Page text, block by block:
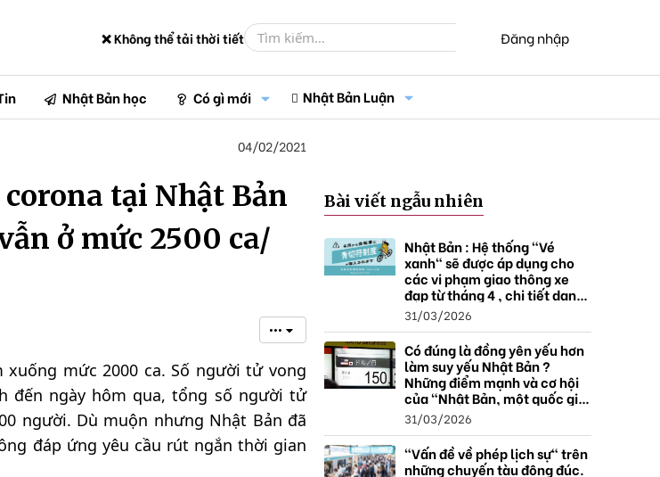
❌ Không thể tải thời tiết Đăng nhập
Nhật Bản học Có gì mới Nhật Bản Luận
04/02/2021
tại Nhật Bản
ở mức 2500 ca/
•••
mức 2000 ca. Số người tử vong
đến ngày hôm qua, tổng số người tử
người. Dù muộn nhưng Nhật Bản đã
đáp ứng yêu cầu rút ngắn thời gian
Bài viết ngẫu nhiên
Nhật Bản : Hệ thống "Vé
xanh" sẽ được áp dụng cho
các vi phạm giao thông xe
đạp từ tháng 4 , chi tiết danh
sách và mức xử phạt.
31/03/2026
Có đúng là đồng yên yếu hơn
làm suy yếu Nhật Bản ?
Những điểm mạnh và cơ hội
của "Nhật Bản, một quốc gia
thặng dư".
31/03/2026
"Vấn đề về phép lịch sự" trên
những chuyến tàu đông đúc.